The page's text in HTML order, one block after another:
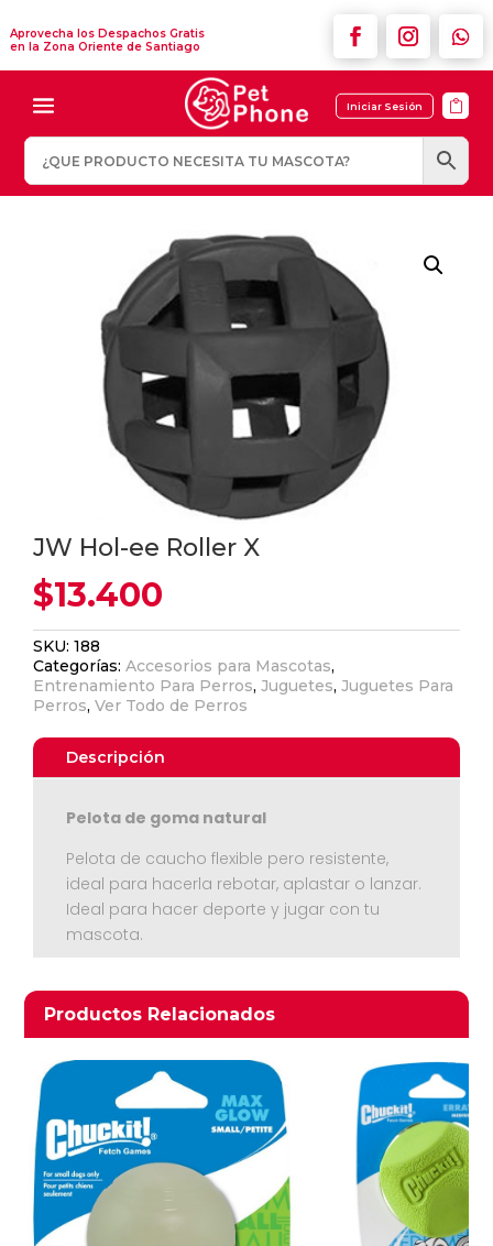
Aprovecha los Despachos Gratis
en la Zona Oriente de Santiago
Iniciar Sesión 
Ver Carrito
Seguir Comprando
JW Hol-ee Roller X
$13.400
SKU:188
Categorías:Accesorios para Mascotas,
Entrenamiento Para Perros,Juguetes,Juguetes Para
Perros,Ver Todo de Perros
Descripción
Pelota de goma natural
Pelota de caucho flexible pero resistente,
ideal para hacerla rebotar, aplastar o lanzar.
Ideal para hacer deporte y jugar con tu
mascota.
Productos Relacionados
Productos relacionados